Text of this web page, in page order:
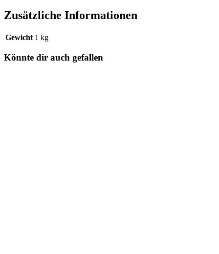
Zusätzliche Informationen
Gewicht 1 kg
Könnte dir auch gefallen